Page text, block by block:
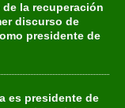
de la recuperación
discurso de
presidente de
es presidente de